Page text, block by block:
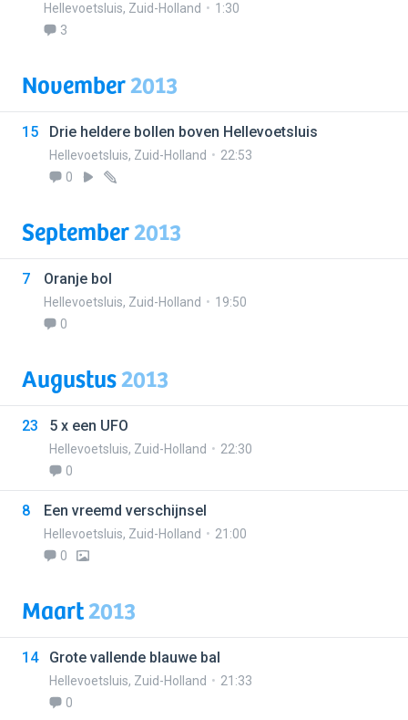
Hellevoetsluis, Zuid-Holland
1:30
3
November2013
15 Drie heldere bollen boven Hellevoetsluis
Hellevoetsluis, Zuid-Holland
22:53
0
September2013
7 Oranje bol
Hellevoetsluis, Zuid-Holland
19:50
0
Augustus2013
23 5 x een UFO
Hellevoetsluis, Zuid-Holland
22:30
0
8 Een vreemd verschijnsel
Hellevoetsluis, Zuid-Holland
21:00
0
Maart2013
14 Grote vallende blauwe bal
Hellevoetsluis, Zuid-Holland
21:33
0